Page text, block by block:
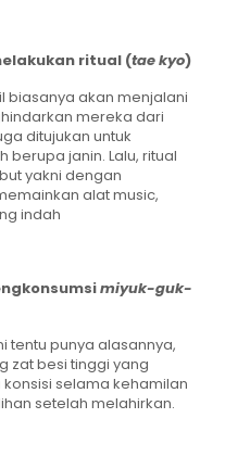
ritual (tae kyo)
biasanya akan menjalani
mereka dari
ditujukan untuk
berupa janin. Lalu, ritual
yakni dengan
alat music,
indah
miyuk-guk­
tentu punya alasannya,
zat besi tinggi yang
selama kehamilan
setelah melahirkan.